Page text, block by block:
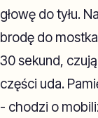
głowę do tyłu.
brodę do
30 sekund,
części uda.
- chodzi o